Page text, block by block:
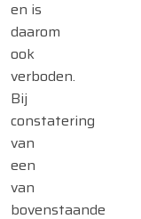
en is
daarom
ook
verboden.
Bij
constatering
van
een
van
bovenstaande